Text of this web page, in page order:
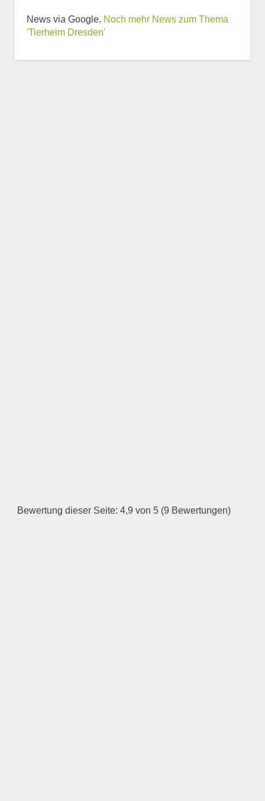
Weitere Informationen
zum Tierheim
News via Google. Noch mehr News zum Thema
'Tierheim Dresden'
Bewertung dieser Seite: 4,9 von 5 (9 Bewertungen)